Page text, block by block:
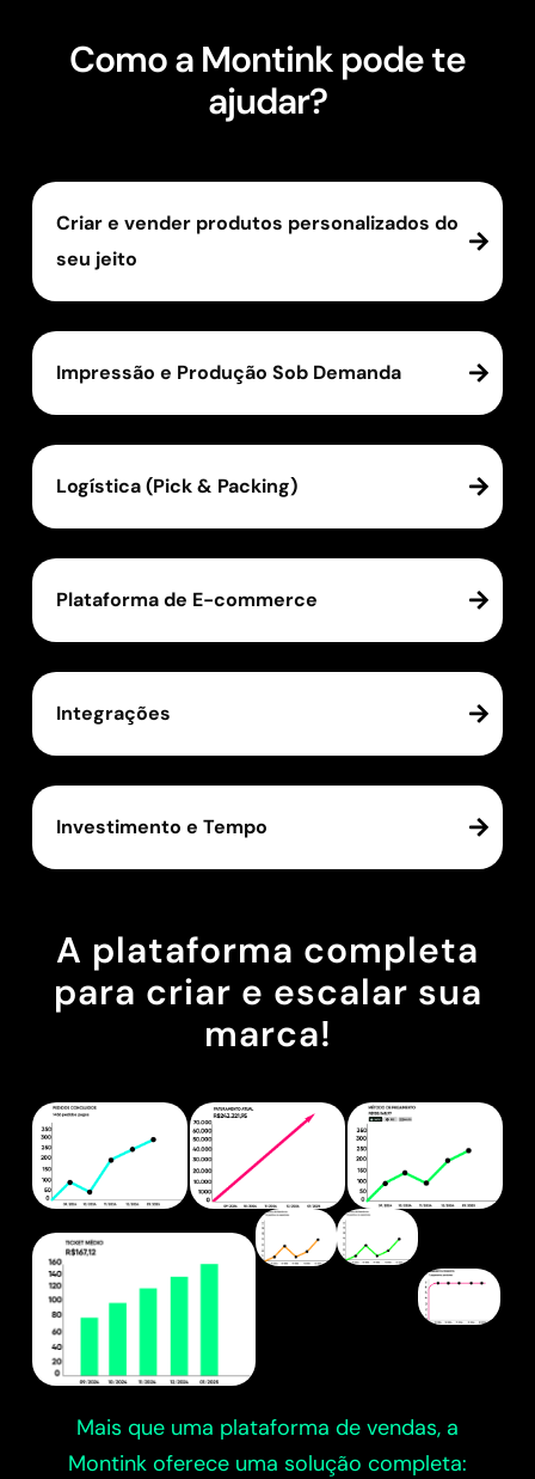
Como a Montink pode te
ajudar?
Criar e vender produtos personalizados do
seu jeito
Impressão e Produção Sob Demanda
Logística (Pick & Packing)
Plataforma de E-commerce
Integrações
Investimento e Tempo
A plataforma completa
para criar e escalar sua
marca!
Mais que uma plataforma de vendas, a
Montink oferece uma solução completa: